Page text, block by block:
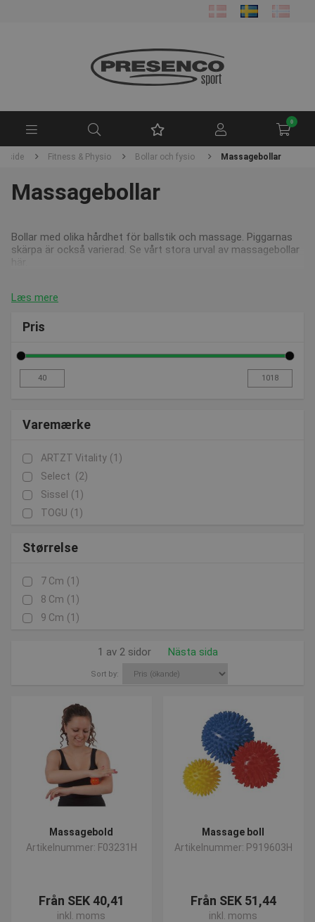
0
Fitness & Physio Bollar och fysio Massagebollar
Massagebollar
Bollar med olika hårdhet för ballstik och massage. Piggarnas
skärpa är också varierad. Se vårt stora urval av massagebollar
Læs mere
Pris
Varemærke
ARTZT Vitality (1)
Select (2)
Sissel (1)
TOGU (1)
Størrelse
7 Cm (1)
8 Cm (1)
9 Cm (1)
1 av 2 sidor Nästa sida
Sort by:
Massagebold
Artikelnummer: F03231H
Från SEK 40,41
inkl. moms
Massage boll
Artikelnummer: P919603H
Från SEK 51,44
inkl. moms